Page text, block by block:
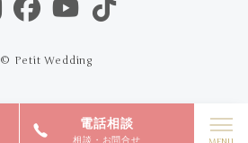
電話相談
相談・お問合せ
© Petit Wedding